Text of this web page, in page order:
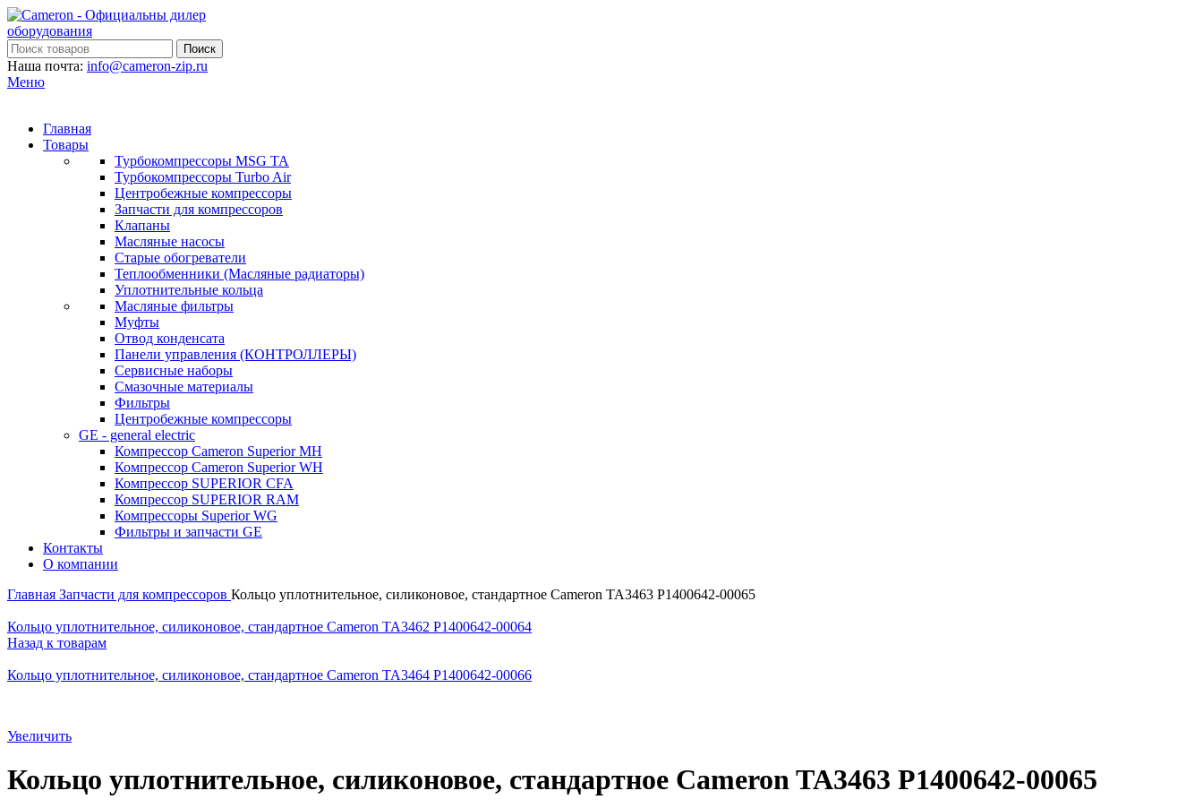
Поиск
Наша почта: info@cameron-zip.ru
Меню
Главная
Товары
Турбокомпрессоры MSG TA
Турбокомпрессоры Turbo Air
Центробежные компрессоры
Запчасти для компрессоров
Клапаны
Масляные насосы
Старые обогреватели
Теплообменники (Масляные радиаторы)
Уплотнительные кольца
Масляные фильтры
Муфты
Отвод конденсата
Панели управления (КОНТРОЛЛЕРЫ)
Сервисные наборы
Смазочные материалы
Фильтры
Центробежные компрессоры
GE - general electric
Компрессор Cameron Superior MH
Компрессор Cameron Superior WH
Компрессор SUPERIOR CFA
Компрессор SUPERIOR RAM
Компрессоры Superior WG
Фильтры и запчасти GE
Контакты
О компании
Главная Запчасти для компрессоров Кольцо уплотнительное, силиконовое, стандартное Cameron TA3463 P1400642-00065
Кольцо уплотнительное, силиконовое, стандартное Cameron TA3462 P1400642-00064
Назад к товарам
Кольцо уплотнительное, силиконовое, стандартное Cameron TA3464 P1400642-00066
Увеличить
Кольцо уплотнительное, силиконовое, стандартное Cameron TA3463 P1400642-00065